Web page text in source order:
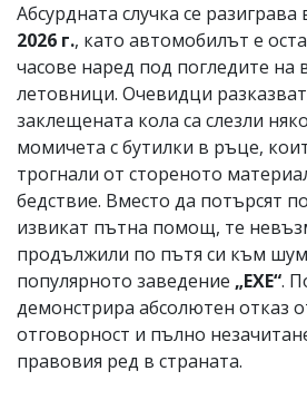
Абсурдната случка се разиграва
2026 г., като автомобилът е
часове наред под погледите на
летовници. Очевидци
заклещената кола са слезли
момичета с бутилки в ръце,
трогнали от стореното
бедствие. Вместо да потърсят
извикат пътна помощ, те
продължили по пътя си към
популярното заведение „EXE“.
демонстрира абсолютен отказ
отговорност и пълно
правовия ред в страната.